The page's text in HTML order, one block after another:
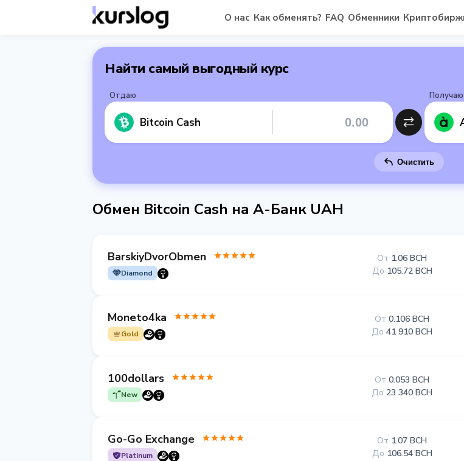
О нас Как обменять? FAQ Обменники
Найти самый выгодный курс
Отдаю
Bitcoin Cash
Получаю
Очистить
Обмен Bitcoin Cash на А-Банк UAH
BarskiyDvorObmen
Diamond
От 1.06 BCH
До 105.72 BCH
Moneto4ka
Gold
От 0.106 BCH
До 41 910 BCH
100dollars
New
От 0.053 BCH
До 23 340 BCH
Go-Go Exchange
Platinum
От 1.07 BCH
До 106.54 BCH